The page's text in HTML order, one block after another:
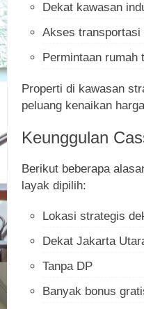
Dekat kawasan
Akses transportasi
Permintaan rumah
Properti di kawasan
peluang kenaikan
Keunggulan
Berikut beberapa
layak dipilih:
Lokasi strategis
Dekat Jakarta
Tanpa DP
Banyak bonus